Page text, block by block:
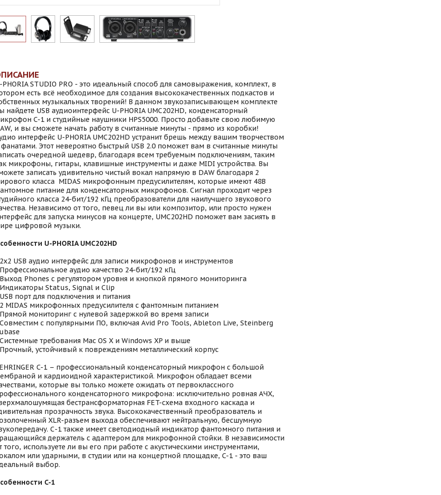
PHORIA STUDIO PRO - это идеальный способ для самовыражения, комплект, в
есть всё необходимое для создания высококачественных подкастов и
музыкальных творений! В данном звукозаписывающем комплекте
найдете USB аудиоинтерфейс U-PHORIA UMC202HD, конденсаторный
C-1 и студийные наушники HPS5000. Просто добавьте свою любимую
и вы сможете начать работу в считанные минуты - прямо из коробки!
интерфейс U-PHORIA UMC202HD устранит брешь между вашим творчеством
Этот невероятно быстрый USB 2.0 поможет вам в считанные минуты
очередной шедевр, благодаря всем требуемым подключениям, таким
микрофоны, гитары, клавишные инструменты и даже MIDI устройства. Вы
записать удивительно чистый вокал напрямую в DAW благодаря 2
класса MIDAS микрофонным предусилителям, которые имеют 48В
питание для конденсаторных микрофонов. Сигнал проходит через
класса 24-бит/192 кГц преобразователи для наилучшего звукового
Независимо от того, певец ли вы или композитор, или просто нужен
для запуска минусов на концерте, UMC202HD поможет вам засиять в
цифровой музыки.
U-PHORIA UMC202HD
USB аудио интерфейс для записи микрофонов и инструментов
аудио качество 24-бит/192 кГц
Phones с регулятором уровня и кнопкой прямого мониторинга
Status, Signal и Clip
порт для подключения и питания
MIDAS микрофонных предусилителя с фантомным питанием
мониторинг с нулевой задержкой во время записи
с популярными ПО, включая Avid Pro Tools, Ableton Live, Steinberg
требования Mac OS X и Windows XP и выше
устойчивый к повреждениям металлический корпус
C-1 – профессиональный конденсаторный микрофон с большой
и кардиоидной характеристикой. Микрофон обладает всеми
которые вы только можете ожидать от первоклассного
конденсаторного микрофона: исключительно ровная АЧХ,
бестрансформаторная FET-схема входного каскада и
прозрачность звука. Высококачественный преобразователь и
XLR-разъем выхода обеспечивают нейтральную, бесшумную
С-1 также имеет светодиодный индикатор фантомного питания и
держатель с адаптером для микрофонной стойки. В независимости
того, используете ли вы его при работе с акустическими инструментами,
или ударными, в студии или на концертной площадке, C-1 - это ваш
выбор.
C-1